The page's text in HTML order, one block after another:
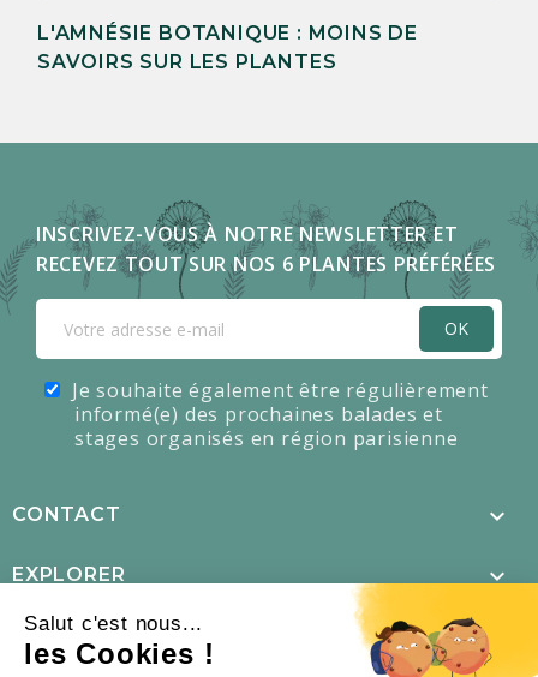
L'AMNÉSIE BOTANIQUE : MOINS DE
SAVOIRS SUR LES PLANTES
INSCRIVEZ-VOUS À NOTRE NEWSLETTER ET
RECEVEZ TOUT SUR NOS 6 PLANTES PRÉFÉRÉES
Je souhaite également être régulièrement
informé(e) des prochaines balades et
stages organisés en région parisienne
OK
CONTACT 
EXPLORER 
MENTIONS LÉGALES 
Salut c'est nous...
les Cookies !